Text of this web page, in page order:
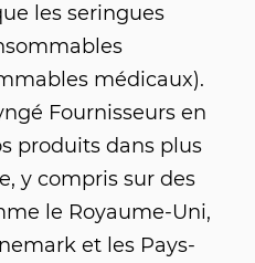
les seringues
médicaux).
Fournisseurs en
produits dans plus
y compris sur des
le Royaume-Uni,
et les Pays-